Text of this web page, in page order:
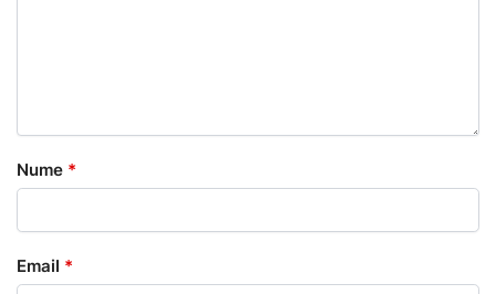
Nume *
Email *